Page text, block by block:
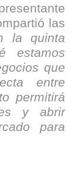
las
la quinta
estamos
que
entre
permitirá
y abrir
para